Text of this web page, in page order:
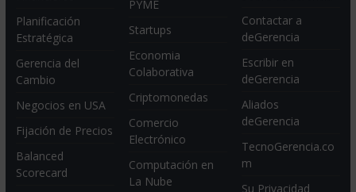
Planificación
Estratégica
Gerencia del
Cambio
Negocios en USA
Fijación de Precios
Balanced
Scorecard
PYME
Startups
Economia
Colaborativa
Criptomonedas
Comercio
Electrónico
Computación en
La Nube
Contactar a
deGerencia
Escribir en
deGerencia
Aliados
deGerencia
TecnoGerencia.co
m
Su Privacidad